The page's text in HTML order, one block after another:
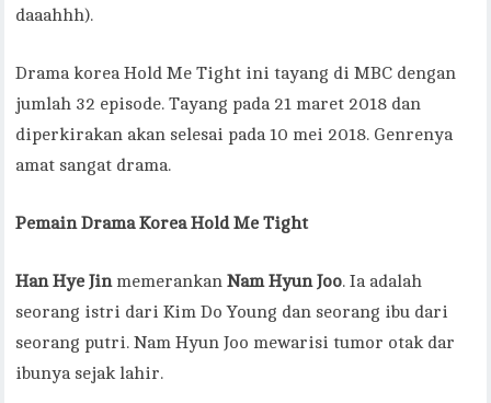
daaahhh).
Drama korea Hold Me Tight ini tayang di MBC dengan
jumlah 32 episode. Tayang pada 21 maret 2018 dan
diperkirakan akan selesai pada 10 mei 2018. Genrenya
amat sangat drama.
Pemain Drama Korea Hold Me Tight
Han Hye Jin memerankanNam Hyun Joo. Ia adalah
seorang istri dari Kim Do Young dan seorang ibu dari
seorang putri. Nam Hyun Joo mewarisi tumor otak dar
ibunya sejak lahir.